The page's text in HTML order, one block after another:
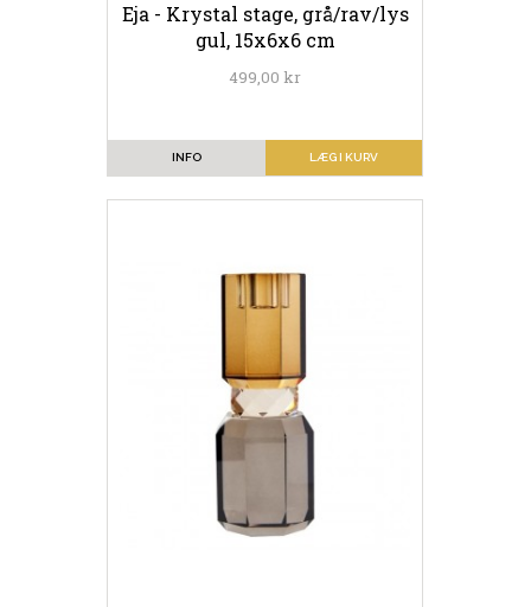
Eja - Krystal stage, grå/rav/lys
gul, 15x6x6 cm
499,00 kr
LÆG I KURV
INFO